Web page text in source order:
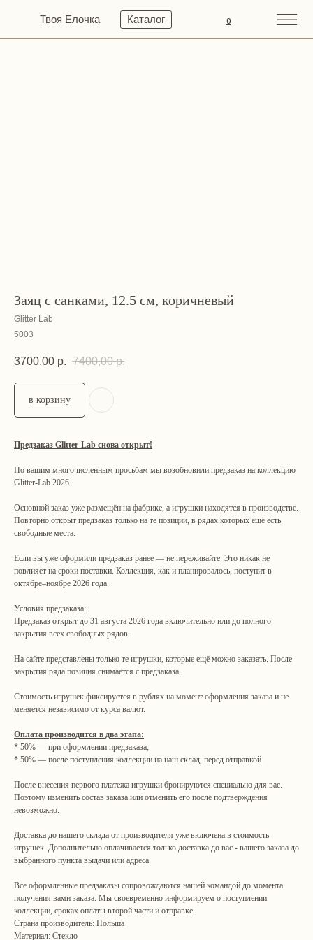
Заяц с санками, 12.5 см, коричневый
Glitter Lab
5003
3700,00 р. 7400,00 р.
в корзину
Предзаказ Glitter-Lab снова открыт!
По вашим многочисленным просьбам мы возобновили предзаказ на коллекцию
Glitter-Lab 2026.
Основной заказ уже размещён на фабрике, а игрушки находятся в производстве.
Повторно открыт предзаказ только на те позиции, в рядах которых ещё есть
свободные места.
Если вы уже оформили предзаказ ранее — не переживайте. Это никак не
повлияет на сроки поставки. Коллекция, как и планировалось, поступит в
октябре–ноябре 2026 года.
Условия предзаказа:
Предзаказ открыт до 31 августа 2026 года включительно или до полного
закрытия всех свободных рядов.
На сайте представлены только те игрушки, которые ещё можно заказать. После
закрытия ряда позиция снимается с предзаказа.
Стоимость игрушек фиксируется в рублях на момент оформления заказа и не
меняется независимо от курса валют.
Оплата производится в два этапа:
* 50% — при оформлении предзаказа;
* 50% — после поступления коллекции на наш склад, перед отправкой.
После внесения первого платежа игрушки бронируются специально для вас.
Поэтому изменить состав заказа или отменить его после подтверждения
невозможно.
Доставка до нашего склада от производителя уже включена в стоимость
игрушек. Дополнительно оплачивается только доставка до вас - вашего заказа до
выбранного пункта выдачи или адреса.
Все оформленные предзаказы сопровождаются нашей командой до момента
получения вами заказа. Мы своевременно информируем о поступлении
коллекции, сроках оплаты второй части и отправке.
Страна производитель: Польша
Материал: Стекло
Связаться с нами
Акции и скидки
Покупателям
О нас
Навигация
Адрес шоу-рума:
Санкт-Петербург, Яковлевский пер., 2 (2 этаж, домофон
242)
пн–пт: 09:00–17:00 (МСК) сб: 09:00–15:00 вс: выходной